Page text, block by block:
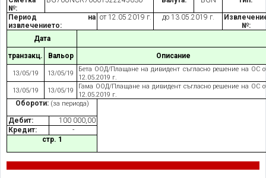
№:
Период на
извлечението:
от 12.05.2019 г. до 13.05.2019 г.
№:
Дата
транзакц. Вальор Описание
13/05/19 13/05/19
Бета ООД/Плащане нaдивидент съгласно решение на ОС
12.05.2019 г.
13/05/19
13/05/19
Гама ООД/Плащане на дивидент съгласно решение на ОС
12.05.2019 г.
Обороти: (за периода)
Дебит:
100 000,00
Кредит:
-
стр. 1